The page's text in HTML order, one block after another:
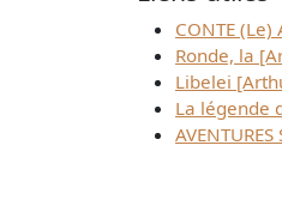
CONTE
Ronde, la
Libelei
La légende